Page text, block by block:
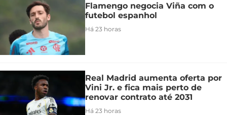
Flamengo negocia Viña com o
futebol espanhol
Há 23 horas
Real Madrid aumenta oferta por
Vini Jr. e fica mais perto de
renovar contrato até 2031
Há 23 horas